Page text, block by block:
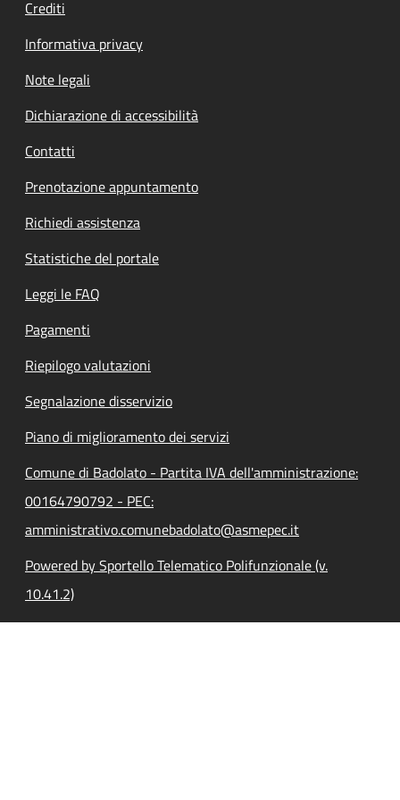
Crediti
Informativa privacy
Note legali
Dichiarazione di accessibilità
Contatti
Prenotazione appuntamento
Richiedi assistenza
Statistiche del portale
Leggi le FAQ
Pagamenti
Riepilogo valutazioni
Segnalazione disservizio
Piano di miglioramento dei servizi
Comune di Badolato - Partita IVA dell'amministrazione:
00164790792 - PEC:
amministrativo.comunebadolato@asmepec.it
Powered by Sportello Telematico Polifunzionale (v.
10.41.2)